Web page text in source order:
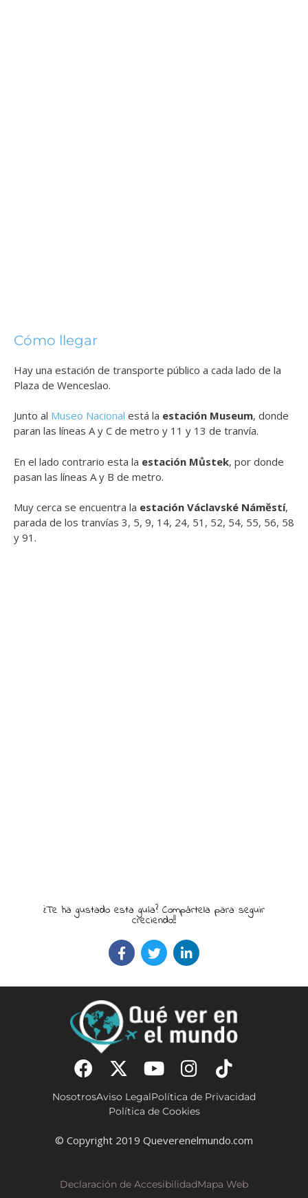
Cómo llegar
Hay una estación de transporte público a cada lado de la
Plaza de Wenceslao.
Junto al Museo Nacional está la estación Museum, donde
paran las líneas A y C de metro y 11 y 13 de tranvía.
En el lado contrario esta la estación Můstek, por donde
pasan las líneas A y B de metro.
Muy cerca se encuentra la estación Václavské Náměstí,
parada de los tranvías 3, 5, 9, 14, 24, 51, 52, 54, 55, 56, 58
y 91.
¿Te ha gustado esta guía? Compártela para seguir
creciendo!!
NosotrosAviso LegalPolítica de Privacidad
Política de Cookies
© Copyright 2019 Queverenelmundo.com
Declaración de AccesibilidadMapa Web